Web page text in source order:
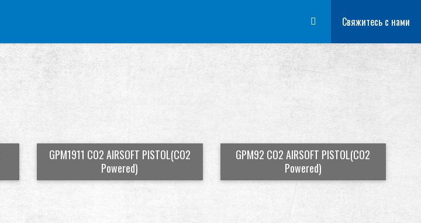
Преимущества О нас
Свяжитесь с нами
GPM1911 CO2 AIRSOFT PISTOL(CO2
Powered)
GPM92 CO2 AIRSOFT PISTOL(CO2
Powered)